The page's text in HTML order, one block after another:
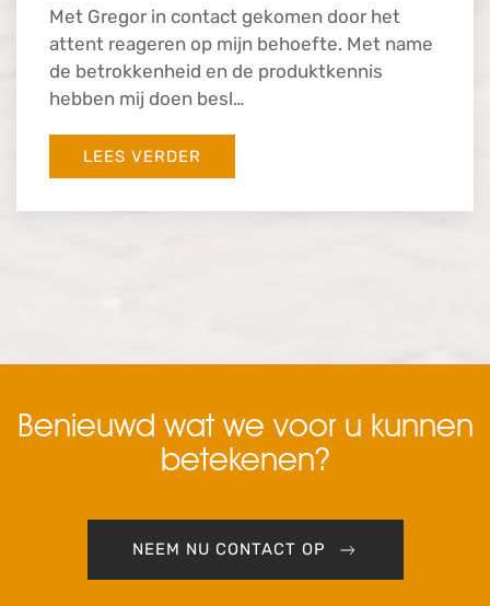
Met Gregor in contact gekomen door het
attent reageren op mijn behoefte. Met name
de betrokkenheid en de produktkennis
hebben mij doen besl…
LEES VERDER
Benieuwd wat we voor u kunnen
betekenen?
NEEM NU CONTACT OP